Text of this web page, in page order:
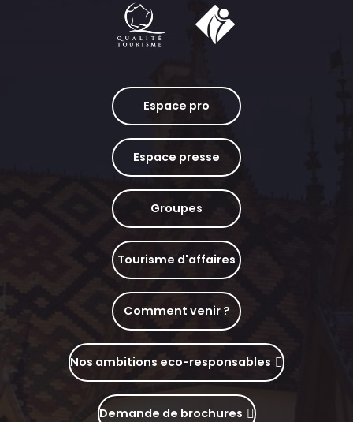
Espace pro
Espace presse
Groupes
Tourisme d'affaires
Comment venir ?
Nos ambitions eco-responsables
Demande de brochures